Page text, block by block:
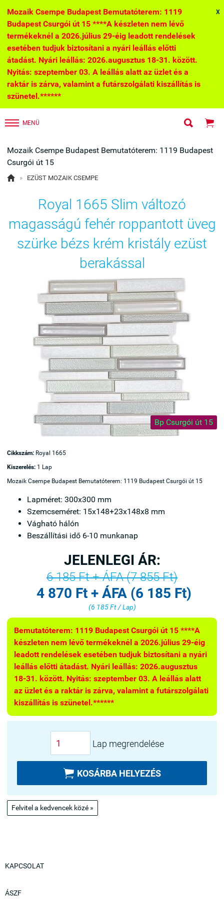
Mozaik Csempe Budapest Bemutatóterem: 1119
Budapest Csurgói út 15 ****A készleten nem lévő
termékeknél a 2026.július 29-éig leadott rendelések
esetében tudjuk biztosítani a nyári leállás előtti
átadást. Nyári leállás: 2026.augusztus 18-31. között.
Nyitás: szeptember 03. A leállás alatt az üzlet és a
raktár is zárva, valamint a futárszolgálati kiszállítás is
szünetel.******
X
MENÜ  
Mozaik Csempe Budapest Bemutatóterem: 1119 Budapest
Csurgói út 15
 » EZÜST MOZAIK CSEMPE
Royal 1665 Slim változó
magasságú fehér roppantott üveg
szürke bézs krém kristály ezüst
berakással
Bp Csurgói út 15
Cikkszám: Royal 1665
Kiszerelés: 1 Lap
Mozaik Csempe Budapest Bemutatóterem: 1119 Budapest Csurgói út 15
Lapméret: 300x300 mm
Szemcseméret: 15x148+23x148x8 mm
Vágható hálón
Beszállítási idő 6-10 munkanap
JELENLEGI ÁR:
6 185 Ft + ÁFA (7 855 Ft)
4 870 Ft + ÁFA (6 185 Ft)
(6 185 Ft / Lap)
Bemutatóterem: 1119 Budapest Csurgói út 15 ****A
készleten nem lévő termékeknél a 2026.július 29-éig
leadott rendelések esetében tudjuk biztosítani a nyári
leállás előtti átadást. Nyári leállás: 2026.augusztus
18-31. között. Nyitás: szeptember 03. A leállás alatt
az üzlet és a raktár is zárva, valamint a futárszolgálati
kiszállítás is szünetel.******
Lap megrendelése
 KOSÁRBA HELYEZÉS
Felvitel a kedvencek közé »
KAPCSOLAT
ÁSZF